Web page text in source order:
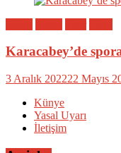
Karacabey’de
3 Aralık 202222 Mayıs
Künye
Yasal Uyarı
İletişim